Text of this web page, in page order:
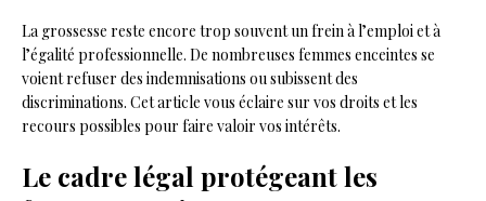
La grossesse reste encore trop souvent un frein à l’emploi et à
l’égalité professionnelle. De nombreuses femmes enceintes se
voient refuser des indemnisations ou subissent des
discriminations. Cet article vous éclaire sur vos droits et les
recours possibles pour faire valoir vos intérêts.
Le cadre légal protégeant les